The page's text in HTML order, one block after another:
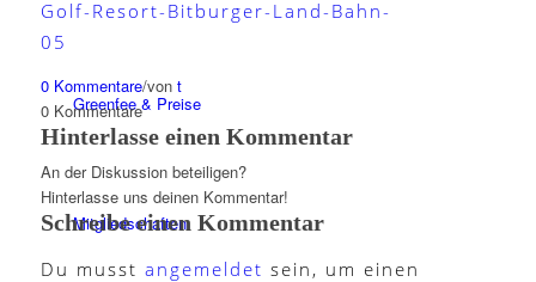
Greenfee & Preise
Mitgliedschaften
0 Kommentare/von t
0 Kommentare
Hinterlasse einen Kommentar
An der Diskussion beteiligen?
Hinterlasse uns deinen Kommentar!
Schreibe einen Kommentar
Du musst angemeldet sein, um einen